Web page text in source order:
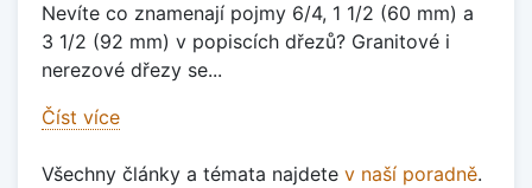
Nevíte co znamenají pojmy 6/4, 1 1/2 (60 mm) a
3 1/2 (92 mm) v popiscích dřezů? Granitové i
nerezové dřezy se...
Číst více
Všechny články a témata najdete v naší poradně.